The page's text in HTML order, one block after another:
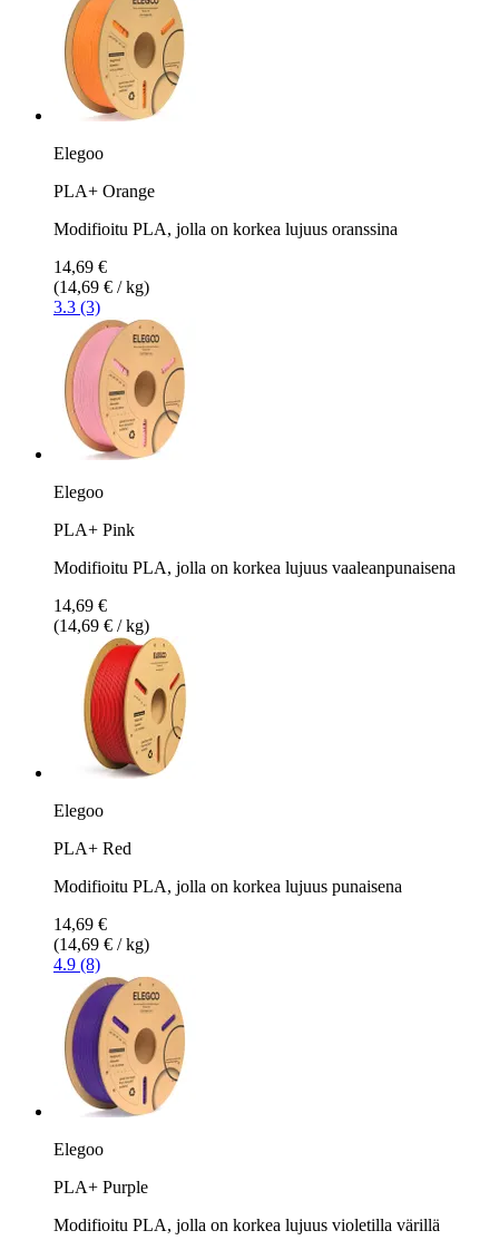
Elegoo
PLA+ Orange
Modifioitu PLA, jolla on korkea lujuus oranssina
14,69 €
(14,69 € / kg)
3.3 (3)
Elegoo
PLA+ Pink
Modifioitu PLA, jolla on korkea lujuus vaaleanpunaisena
14,69 €
(14,69 € / kg)
Elegoo
PLA+ Red
Modifioitu PLA, jolla on korkea lujuus punaisena
14,69 €
(14,69 € / kg)
4.9 (8)
Elegoo
PLA+ Purple
Modifioitu PLA, jolla on korkea lujuus violetilla värillä